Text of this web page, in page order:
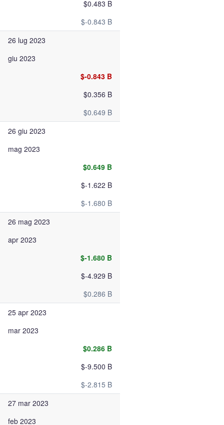
$0.483 B
$-0.843 B
26 lug 2023
giu 2023
$-0.843 B
$0.356 B
$0.649 B
26 giu 2023
mag 2023
$0.649 B
$-1.622 B
$-1.680 B
26 mag 2023
apr 2023
$-1.680 B
$-4.929 B
$0.286 B
25 apr 2023
mar 2023
$0.286 B
$-9.500 B
$-2.815 B
27 mar 2023
feb 2023